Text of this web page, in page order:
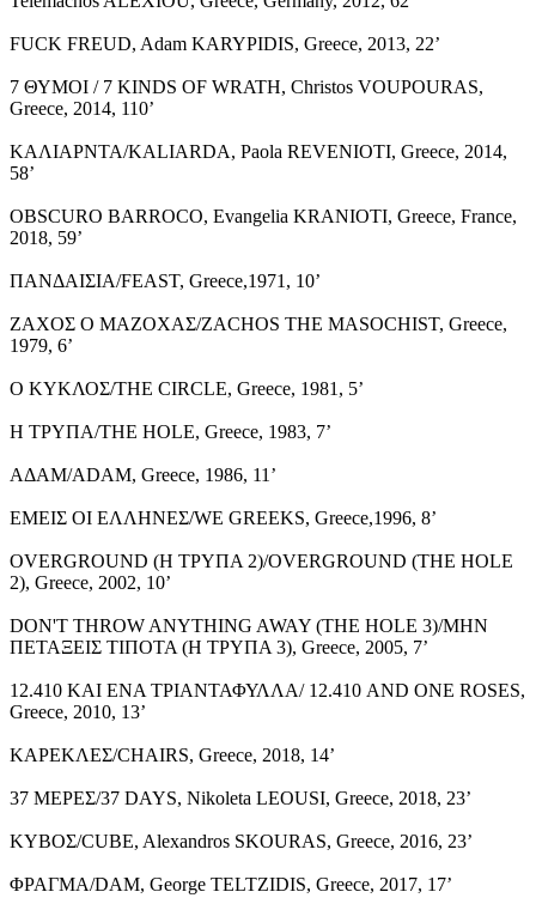
FUCK FREUD, Adam KARYPIDIS, Greece, 2013, 22’
7 ΘΥΜΟΙ / 7 KINDS OF WRATH, Christos VOUPOURAS,
Greece, 2014, 110’
ΚΑΛΙΑΡΝΤΑ/KALIARDA, Paola REVENIOTI, Greece, 2014,
58’
OBSCURO BARROCO, Evangelia KRANIOTI, Greece, France,
2018, 59’
ΠΑΝΔΑΙΣΙΑ/FEAST, Greece,1971, 10’
ΖΑΧΟΣ Ο ΜΑΖΟΧΑΣ/ZACHOS THE MASOCHIST, Greece,
1979, 6’
Ο ΚΥΚΛΟΣ/THE CIRCLE, Greece, 1981, 5’
Η ΤΡΥΠΑ/THE HOLE, Greece, 1983, 7’
ΑΔΑΜ/ADAM, Greece, 1986, 11’
ΕΜΕΙΣ ΟΙ ΕΛΛΗΝΕΣ/WE GREEKS, Greece,1996, 8’
OVERGROUND (Η ΤΡΥΠΑ 2)/OVERGROUND (THE HOLE
2), Greece, 2002, 10’
DON'T THROW ANYTHING AWAY (THE HOLE 3)/ΜΗΝ
ΠΕΤΑΞΕΙΣ ΤΙΠΟΤΑ (Η ΤΡΥΠΑ 3), Greece, 2005, 7’
12.410 ΚΑΙ ΕΝΑ ΤΡΙΑΝΤΑΦΥΛΛΑ/ 12.410 AND ONE ROSES,
Greece, 2010, 13’
ΚΑΡΕΚΛΕΣ/CHAIRS, Greece, 2018, 14’
37 ΜΕΡΕΣ/37 DAYS, Nikoleta LEOUSI, Greece, 2018, 23’
ΚΥΒΟΣ/CUBE, Alexandros SKOURAS, Greece, 2016, 23’
ΦΡΑΓΜΑ/DAM, George TELTZIDIS, Greece, 2017, 17’